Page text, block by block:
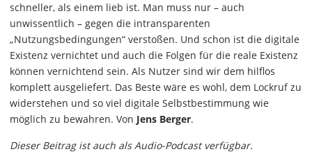
schneller, als einem lieb ist. Man muss nur – auch
unwissentlich – gegen die intransparenten
„Nutzungsbedingungen“ verstoßen. Und schon ist die digitale
Existenz vernichtet und auch die Folgen für die reale Existenz
können vernichtend sein. Als Nutzer sind wir dem hilflos
komplett ausgeliefert. Das Beste wäre es wohl, dem Lockruf zu
widerstehen und so viel digitale Selbstbestimmung wie
möglich zu bewahren. Von Jens Berger.
Dieser Beitrag ist auch als Audio-Podcast verfügbar.